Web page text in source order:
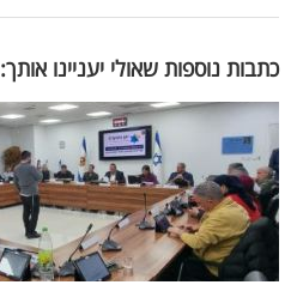
כתבות נוספות שאולי יעניינו אותך: